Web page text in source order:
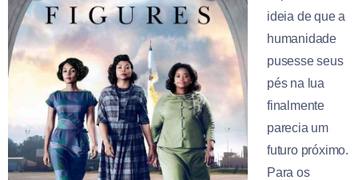
ideia de que a
humanidade
pusesse seus
pés na lua
finalmente
parecia um
futuro próximo.
Para os